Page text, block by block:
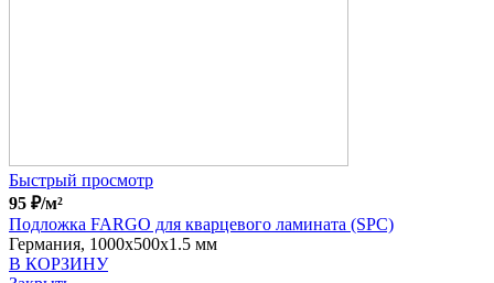
Быстрый просмотр
95 ₽/м²
Подложка FARGO для кварцевого ламината (SPC)
Германия, 1000x500x1.5 мм
В КОРЗИНУ